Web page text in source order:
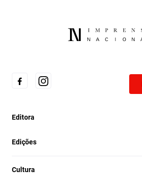
Editora
Edições
Cultura